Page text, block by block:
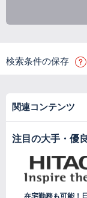
検索条件の保存
関連コンテンツ
注目の大手・優